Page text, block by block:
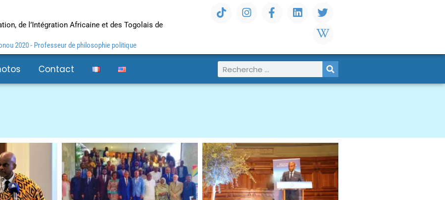
de l’Intégration Africaine et des Togolais de
2020 - Professeur de philosophie politique
Contact